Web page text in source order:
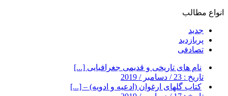
انواع مطالب
جدید
پربازدید
تصادفی
نام های تاریخی و قدیمی جغرافیایی [...]
تاریخ : 23 / دسامبر / 2019
کتاب گلهای ارغوان (ادعیه و ادویه) – [...]